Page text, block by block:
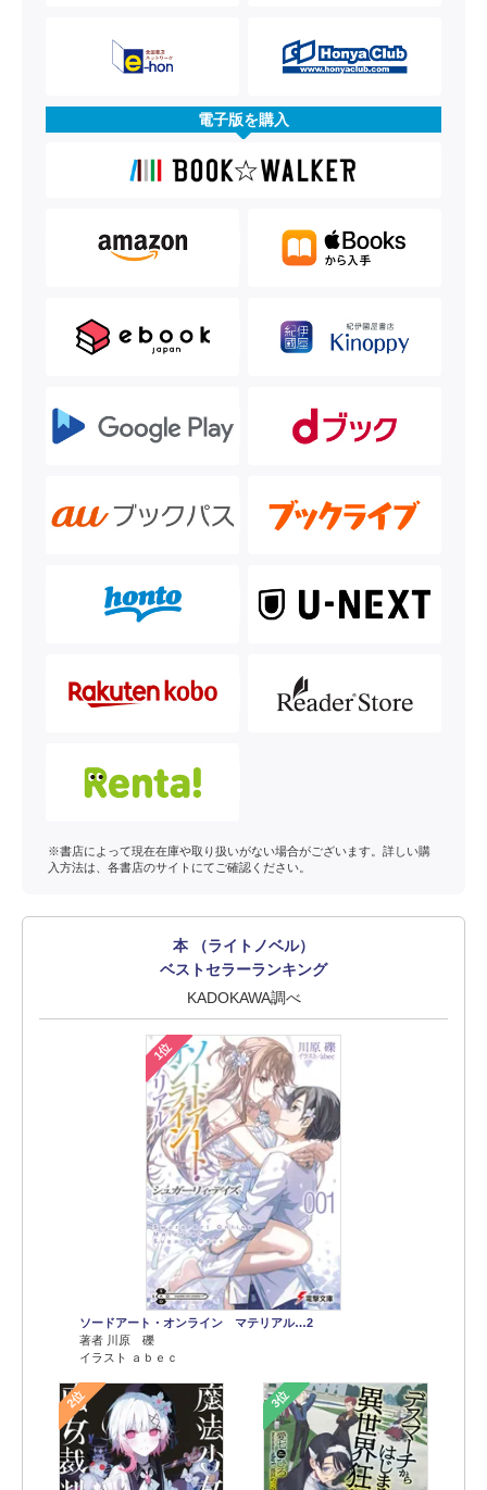
電子版を購入
※書店によって現在在庫や取り扱いがない場合がございます。詳しい購
入方法は、各書店のサイトにてご確認ください。
本 （ライトノベル）
ベストセラーランキング
KADOKAWA調べ
1位
ソードアート・オンライン マテリアル…2
著者 川原 礫
イラスト ａｂｅｃ
2位 3位